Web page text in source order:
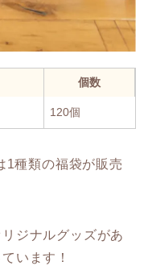
個数
120個
1種類の福袋が販売
ジナルグッズがあ
います！